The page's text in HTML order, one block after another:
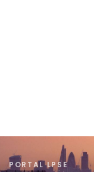
PORTAL LPSE